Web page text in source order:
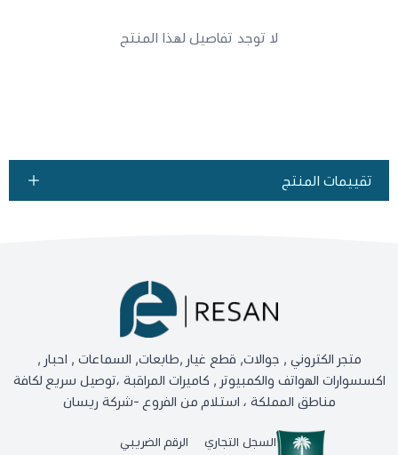
لا توجد تفاصيل لهذا المنتج
تقييمات المنتج
متجر الكتروني , جوالات, قطع غيار ,طابعات, السماعات , احبار ,
اكسسوارات الهواتف والكمبيوتر , كاميرات المراقبة ،توصيل سريع لكافة
مناطق المملكة ، استلام من الفروع -شركة ريسان
السجل التجاري
الرقم الضريبي